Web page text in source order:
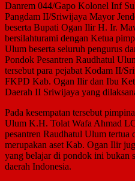
Danrem 044/Gapo Kolonel Inf
Pangdam II/Sriwijaya Mayor
beserta Bupati Ogan Ilir H. Ir.
bersilahturami dengan Ketua
Ulum beserta seluruh pengurus
Pondok Pesantren Raudhatul
tersebut para pejabat Kodam II/
FKPD Kab. Ogan Ilir dan Ibu
Daerah II Sriwijaya yang
Pada kesempatan tersebut
Ulum K.H. Tolat Wafa Ahmad
pesantren Raudhatul Ulum tertua
merupakan aset Kab. Ogan Ilir
yang belajar di pondok ini bukan
daerah Indonesia.